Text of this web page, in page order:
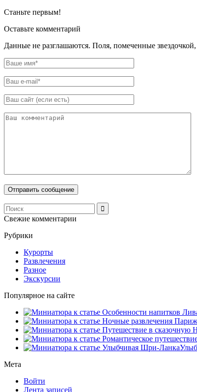
Станьте первым!
Оставьте комментарий
Данные не разглашаются. Поля, помеченные
Свежие комментарии
Рубрики
Курорты
Развлечения
Разное
Экскурсии
Популярное на сайте
Мета
Войти
Лента записей